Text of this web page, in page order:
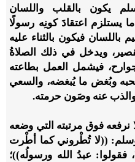
يكون بالقلب واللسان
يستلزم اعتقادَ كونِه رسولًا
باللسان فيكون بالثناء عليه
ويدخل في ذلك الصلاةُ
فيشمل العمل بطاعته
وبُغض ما يُبغضه، والسعي
عنه وصَون حرمته.
نرفعه فوق مرتبته التي وضعه
وسلم: ((لا تُطْروني كما أطْرت
فقولوا: عبدُ الله ورسولُه))؛